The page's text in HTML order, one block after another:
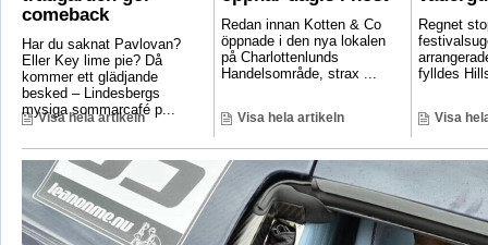
comeback
Har du saknat Pavlovan?
Eller Key lime pie? Då
kommer ett glädjande
besked – Lindesbergs
mysiga sommarcafé p...
Visa hela artikeln
Redan innan Kotten & Co
öppnade i den nya lokalen
på Charlottenlunds
Handelsområde, strax ...
Visa hela artikeln
Regnet
fylldes
Visa